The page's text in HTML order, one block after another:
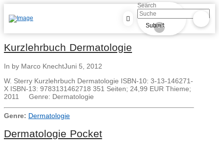
Search
Submit
Clear
Kurzlehrbuch Dermatologie
In by Marco KnechtJuni 5, 2012
W. Sterry Kurzlehrbuch Dermatologie ISBN-10: 3-13-146271-
X ISBN-13: 9783131462718 351 Seiten; 24,99 EUR Thieme;
2011 Genre: Dermatologie
Genre: Dermatologie
Dermatologie Pocket